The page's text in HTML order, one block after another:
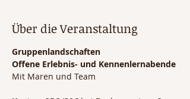
Über die Veranstaltung
Gruppenlandschaften
Offene Erlebnis- und Kennenlernabende
Mit Maren und Team